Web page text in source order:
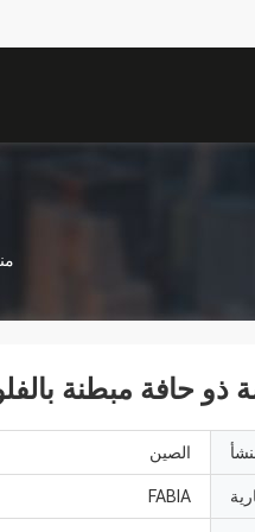
حافة مبطنة
الصين
FABIA